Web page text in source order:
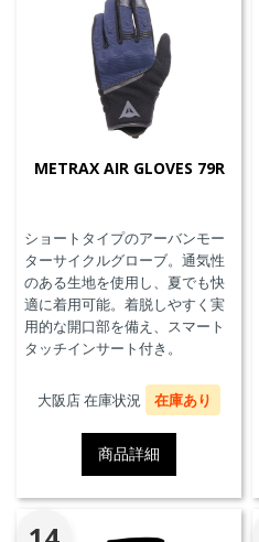
METRAX AIR GLOVES 79R
ショートタイプのアーバンモー
ターサイクルグローブ。通気性
のある生地を使用し、夏でも快
適に着用可能。着脱しやすく実
用的な開口部を備え、スマート
タッチインサート付き。
大阪店 在庫状況 在庫あり
商品詳細